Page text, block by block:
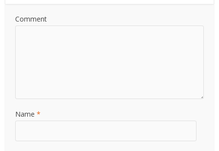
Comment
Name *